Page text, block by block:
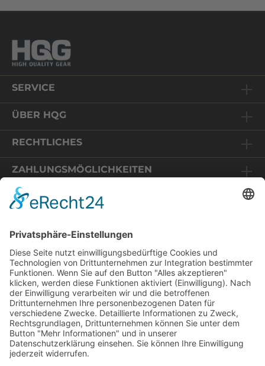
Relaunch HQG-Shop
Wir freuen uns, dass Sie uns wieder
besuchen! Wir haben unseren Shop
technisch komplett überarbeitet.
Um Ihre Daten zu schützen, bitten wir
Sie Ihr Passwort zu aktualisieren. Nutzen
Sie dazu den "Passwort aktualisieren"-
Button.
SERVICE
ÜBER HQG
RECHTLICHES
ZAHLUNGSMÖGLICHKEITEN
Sie befinden sich auf einem Online-Shop in Deutschland.
Die angezeigten Preise enthalten daher 19% MwSt und
werden im Zuge des Bestellvorganges auf Basis der EU-
Mehrwertsteuervorschriften für Fernverkäufe mit dem
MwSt-Satz Ihrer Lieferanschrift umgerechnet.
* Alle Preise inkl. gesetzl. Mehrwertsteuer zzgl.
Versandkostenund ggf. Nachnahmegebühren, wenn nicht
anders angegeben.